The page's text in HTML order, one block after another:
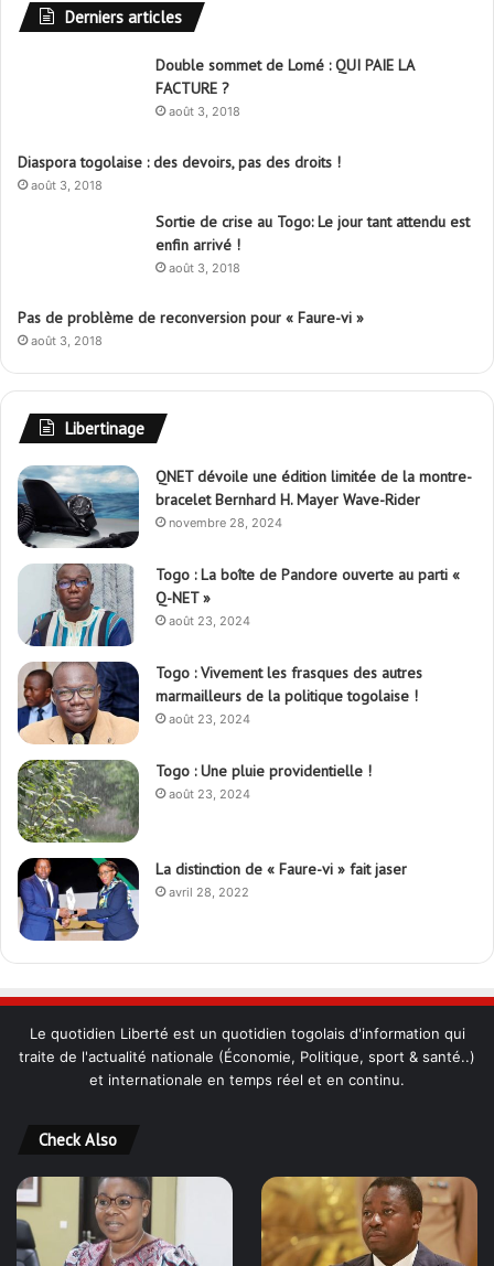
Derniers articles
Double sommet de Lomé : QUI PAIE LA
FACTURE ?
août 3, 2018
Diaspora togolaise : des devoirs, pas des droits !
août 3, 2018
Sortie de crise au Togo: Le jour tant attendu est
enfin arrivé !
août 3, 2018
Pas de problème de reconversion pour « Faure-vi »
août 3, 2018
Libertinage
QNET dévoile une édition limitée de la montre-
bracelet Bernhard H. Mayer Wave-Rider
novembre 28, 2024
Togo : La boîte de Pandore ouverte au parti «
Q-NET »
août 23, 2024
Togo : Vivement les frasques des autres
marmailleurs de la politique togolaise !
août 23, 2024
Togo : Une pluie providentielle !
août 23, 2024
La distinction de « Faure-vi » fait jaser
avril 28, 2022
Le quotidien Liberté est un quotidien togolais d'information qui
traite de l'actualité nationale (Économie, Politique, sport & santé..)
et internationale en temps réel et en continu.
Check Also